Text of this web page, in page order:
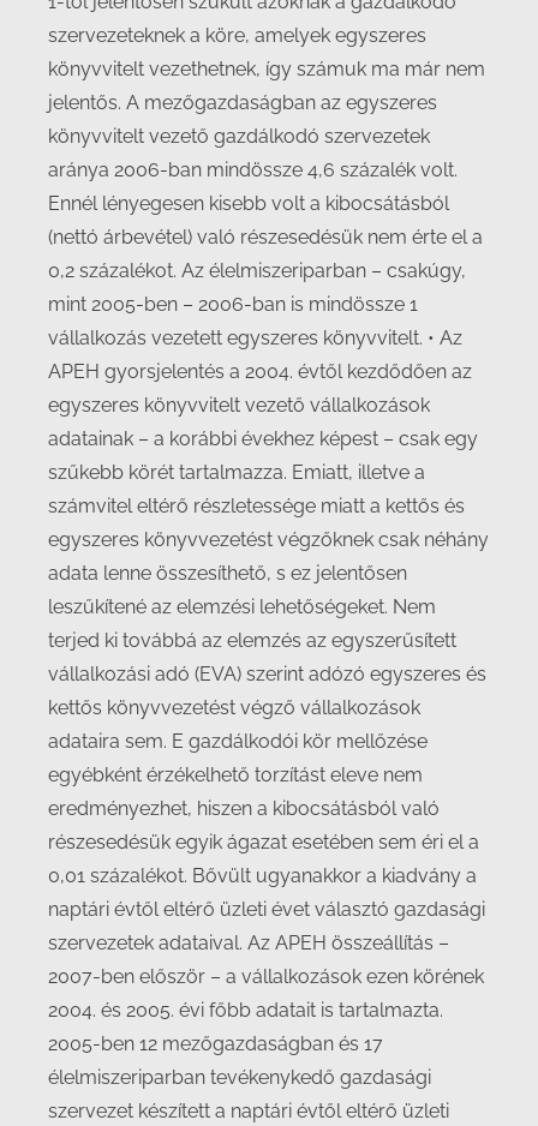
szervezeteknek a köre, amelyek egyszeres
könyvvitelt vezethetnek, így számuk ma már nem
jelentős. A mezőgazdaságban az egyszeres
könyvvitelt vezető gazdálkodó szervezetek
aránya 2006-ban mindössze 4,6 százalék volt.
Ennél lényegesen kisebb volt a kibocsátásból
(nettó árbevétel) való részesedésük nem érte el a
0,2 százalékot. Az élelmiszeriparban – csakúgy,
mint 2005-ben – 2006-ban is mindössze 1
vállalkozás vezetett egyszeres könyvvitelt. • Az
APEH gyorsjelentés a 2004. évtől kezdődően az
egyszeres könyvvitelt vezető vállalkozások
adatainak – a korábbi évekhez képest – csak egy
szűkebb körét tartalmazza. Emiatt, illetve a
számvitel eltérő részletessége miatt a kettős és
egyszeres könyvvezetést végzőknek csak néhány
adata lenne összesíthető, s ez jelentősen
leszűkítené az elemzési lehetőségeket. Nem
terjed ki továbbá az elemzés az egyszerűsített
vállalkozási adó (EVA) szerint adózó egyszeres és
kettős könyvvezetést végző vállalkozások
adataira sem. E gazdálkodói kör mellőzése
egyébként érzékelhető torzítást eleve nem
eredményezhet, hiszen a kibocsátásból való
részesedésük egyik ágazat esetében sem éri el a
0,01 százalékot. Bővült ugyanakkor a kiadvány a
naptári évtől eltérő üzleti évet választó gazdasági
szervezetek adataival. Az APEH összeállítás –
2007-ben először – a vállalkozások ezen körének
2004. és 2005. évi főbb adatait is tartalmazta.
2005-ben 12 mezőgazdaságban és 17
élelmiszeriparban tevékenykedő gazdasági
szervezet készített a naptári évtől eltérő üzleti